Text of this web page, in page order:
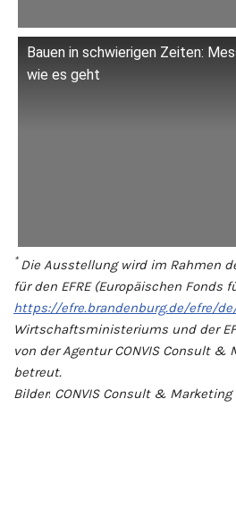
Bauen in schwierigen Zeiten:
wie es geht
* Die Ausstellung wird im Rahmen
für den EFRE (Europäischen Fonds
https://efre.brandenburg.de/efre/
Wirtschaftsministeriums und der
von der Agentur CONVIS Consult &
betreut.
Bilder: CONVIS Consult & Marketing